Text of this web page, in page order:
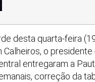
desta quarta-feira
Calheiros, o
entregaram a
correção da